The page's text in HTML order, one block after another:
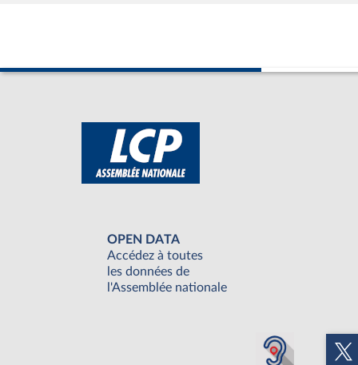
OPEN DATA
Accédez à toutes
les données de
l'Assemblée nationale